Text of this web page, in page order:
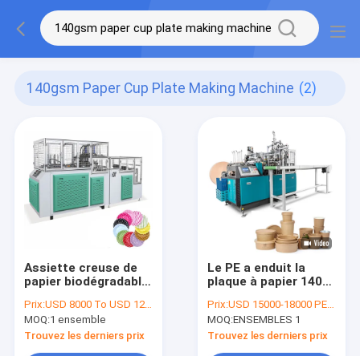
140gsm Paper Cup Plate Making Machine (2)
Assiette creuse de
papier biodégradable
automatique faisant
la machine
Prix:USD 8000 To USD 12000 Per Set
MOQ:1 ensemble
Trouvez les derniers prix
Le PE a enduit la
plaque à papier 140-
faisant la machine
pour le bol commode
de nouille
Prix:USD 15000-18000 PER SET
MOQ:ENSEMBLES 1
Trouvez les derniers prix